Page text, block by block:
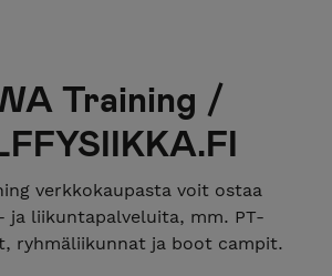
Training /
verkkokaupasta voit ostaa
ja liikuntapalveluita, mm. PT-
ryhmäliikunnat ja boot campit.